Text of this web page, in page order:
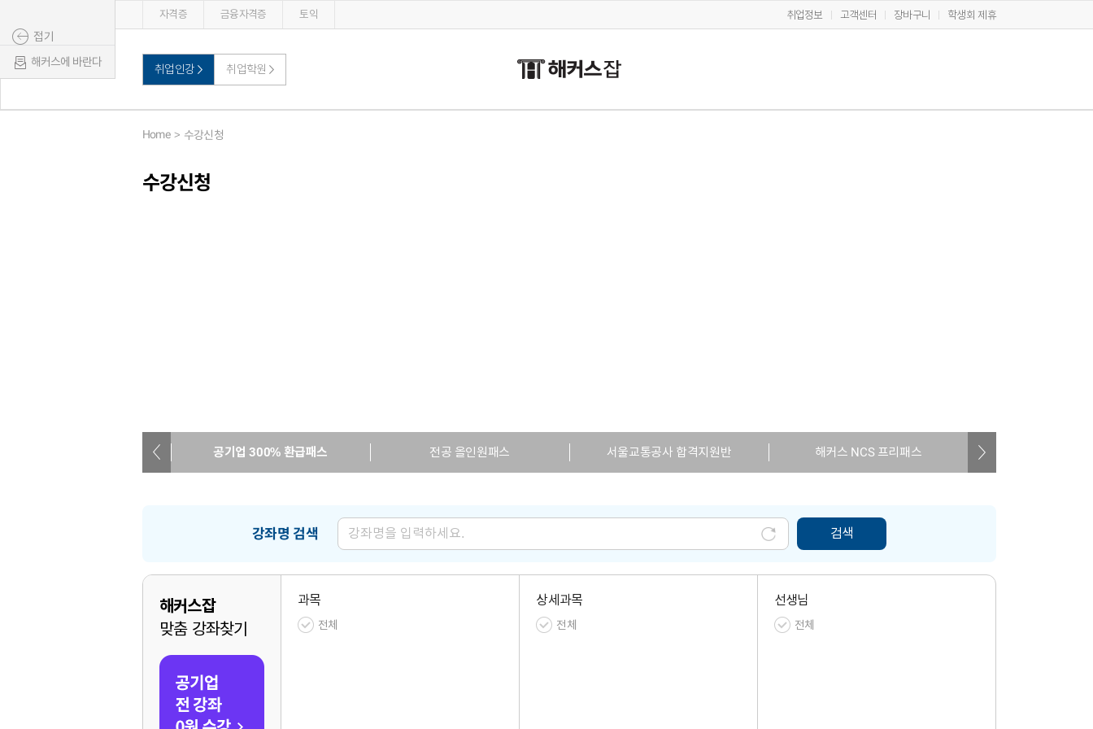
자격증 금융자격증 토익 취업정보 고객센터 장바구니 학생회 제휴
취업인강 취업학원
접기
해커스에 바란다
Home 수강신청
수강신청
공기업 300% 환급패스 전공 올인원패스 서울교통공사 합격지원반 해커스 NCS 프리패스
강좌명 검색 검색
해커스잡
맞춤 강좌찾기
과목
전체
상세과목
전체
선생님
전체